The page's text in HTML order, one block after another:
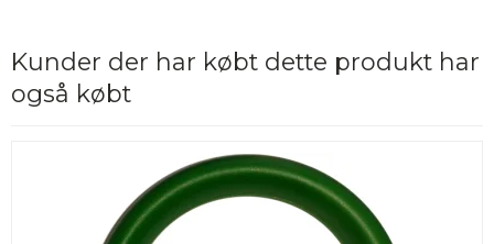
Kunder der har købt dette produkt har
også købt